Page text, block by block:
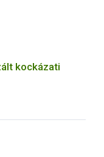
kockázati